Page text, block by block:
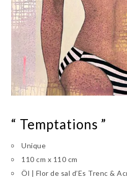
“ Temptations ”
Unique
110 cm x 110 cm
Öl | Flor de sal d’Es Trenc &